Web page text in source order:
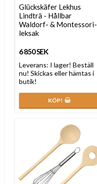
Glückskäfer Lekhus
Lindträ - Hållbar
Waldorf- & Montessori-
leksak
6 850 SEK
Leverans: I lager! Beställ
nu! Skickas eller hämtas i
butik!
KÖP!